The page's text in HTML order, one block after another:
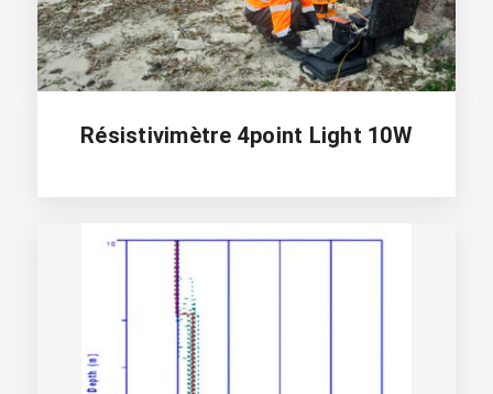
Résistivimètre 4point Light 10W